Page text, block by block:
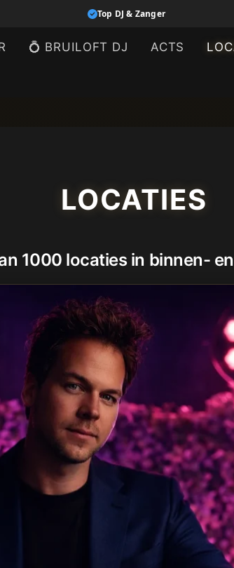
Top DJ & Zanger
💍 BRUILOFT DJ ACTS
LOCATIES
1000 locaties in binnen-